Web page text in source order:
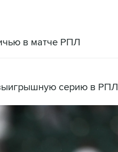
в матче РПЛ
серию в РПЛ